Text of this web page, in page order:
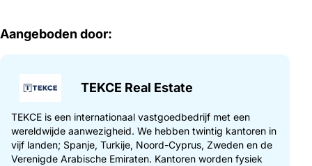
Aangeboden door:
TEKCE Real Estate
TEKCE is een internationaal vastgoedbedrijf met een
wereldwijde aanwezigheid. We hebben twintig kantoren in
vijf landen; Spanje, Turkije, Noord-Cyprus, Zweden en de
Verenigde Arabische Emiraten. Kantoren worden fysiek